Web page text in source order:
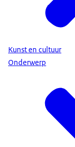
Kunst en cultuur
Onderwerp